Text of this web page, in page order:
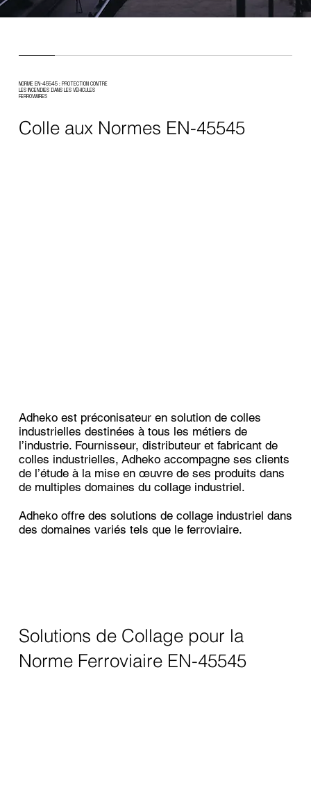
NORME EN-45545 : PROTECTION CONTRE
LES INCENDIES DANS LES VÉHICULES
FERROVIAIRES
Colle aux Normes EN-45545
Adheko est préconisateur en solution de colles
industrielles destinées à tous les métiers de
l’industrie. Fournisseur, distributeur et fabricant de
colles industrielles, Adheko accompagne ses clients
de l’étude à la mise en œuvre de ses produits dans
de multiples domaines du collage industriel.
Adheko offre des solutions de collage industriel dans
des domaines variés tels que le ferroviaire.
Solutions de Collage pour la
Norme Ferroviaire EN-45545